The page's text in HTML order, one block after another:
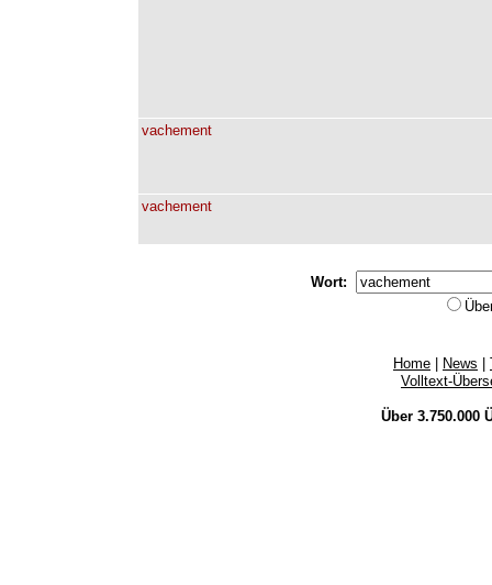
vachement
vachement
Wort:
Home News
Volltext-
Über 3.750.000